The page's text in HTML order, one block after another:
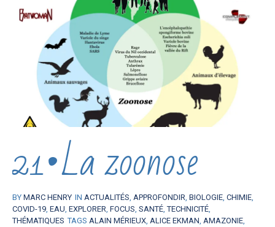
21•La zoonose
BY MARC HENRY IN ACTUALITÉS, APPROFONDIR, BIOLOGIE, CHIMIE,
COVID-19, EAU, EXPLORER, FOCUS, SANTÉ,TECHNICITÉ,
THÉMATIQUES TAGS ALAIN MÉRIEUX, ALICE EKMAN, AMAZONIE,